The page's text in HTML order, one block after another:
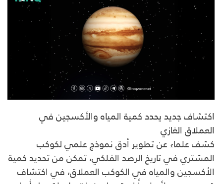
اكتشاف جديد يحدد كمية المياه والأكسجين في
العملاق الغازي
كشف علماء عن تطوير أدق نموذج علمي لكوكب
المشتري في تاريخ الرصد الفلكي، تمكن من تحديد كمية
الأكسجين والمياه في الكوكب العملاق، في اكتشاف